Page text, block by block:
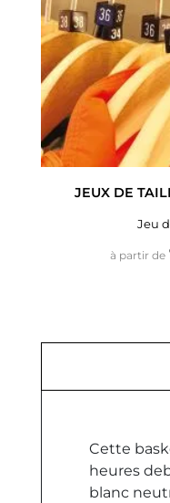
JEUX DE
Jeu
à partir de
Cette
heures
blanc